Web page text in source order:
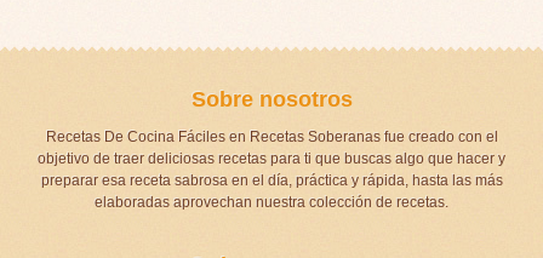
Sobre nosotros
Recetas De Cocina Fáciles en Recetas Soberanas fue creado con el
objetivo de traer deliciosas recetas para ti que buscas algo que hacer y
preparar esa receta sabrosa en el día, práctica y rápida, hasta las más
elaboradas aprovechan nuestra colección de recetas.